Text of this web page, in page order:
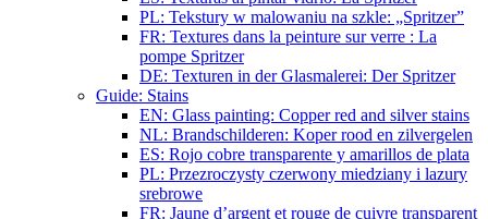
PL: Tekstury w malowaniu na szkle: „Spritzer”
FR: Textures dans la peinture sur verre : La
pompe Spritzer
DE: Texturen in der Glasmalerei: Der Spritzer
Guide: Stains
EN: Glass painting: Copper red and silver stains
NL: Brandschilderen: Koper rood en zilvergelen
ES: Rojo cobre transparente y amarillos de plata
PL: Przezroczysty czerwony miedziany i lazury
srebrowe
FR: Jaune d’argent et rouge de cuivre transparent